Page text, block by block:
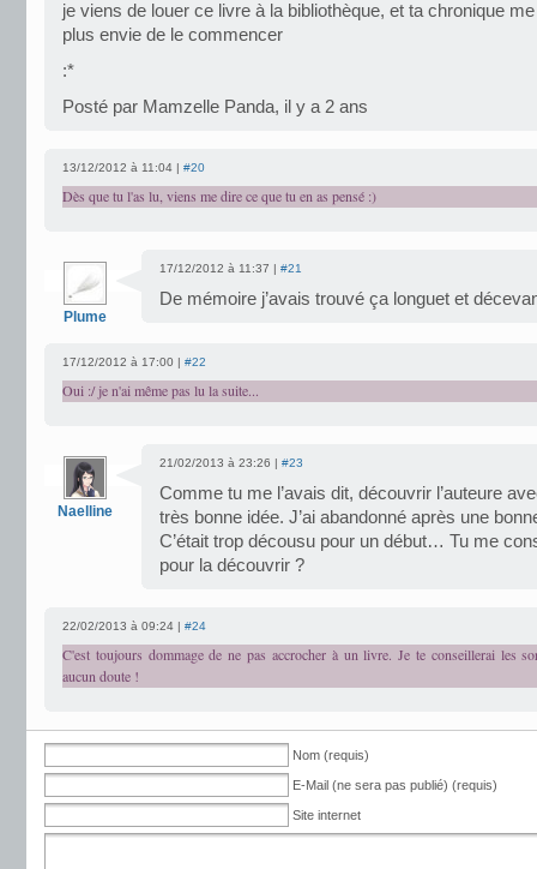
je viens de louer ce livre à la bibliothèque, et ta chronique
plus envie de le commencer
:*
Posté par Mamzelle Panda, il y a 2 ans
13/12/2012 à 11:04 | #20
Dès que tu l'as lu, viens me dire ce que tu en as pensé :)
Plume
17/12/2012 à 11:37 | #21
De mémoire j’avais trouvé ça longuet et
17/12/2012 à 17:00 | #22
Oui :/ je n'ai même pas lu la suite...
Naelline
21/02/2013 à 23:26 | #23
Comme tu me l’avais dit, découvrir l’auteure
très bonne idée. J’ai abandonné après une
C’était trop décousu pour un début… Tu me
pour la découvrir ?
22/02/2013 à 09:24 | #24
C'est toujours dommage de ne pas accrocher à un livre. Je te conseillerai les
aucun doute !
Nom (requis)
E-Mail (ne sera pas publié) (requis)
Site internet